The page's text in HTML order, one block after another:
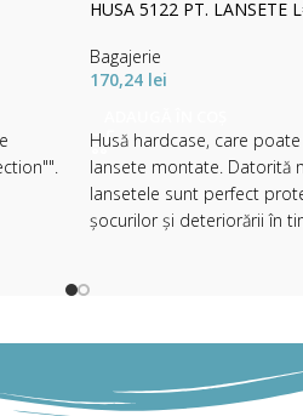
HUSA 5122 PT. LANSETE
Bagajerie
170,24 lei
Husă hardcase, care
lansete montate. Datorită
lansetele sunt perfect
șocurilor și deteriorării în
Material: 100% polyester